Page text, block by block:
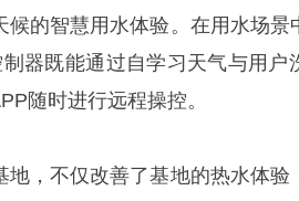
的智慧用水体验。在用水场景
器既能通过自学习天气与用户
随时进行远程操控。
，不仅改善了基地的热水体验